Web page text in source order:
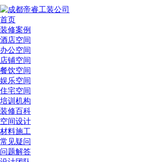
首页
装修案例
酒店空间
办公空间
店铺空间
餐饮空间
娱乐空间
住宅空间
培训机构
装修百科
空间设计
材料施工
常见疑问
问题解答